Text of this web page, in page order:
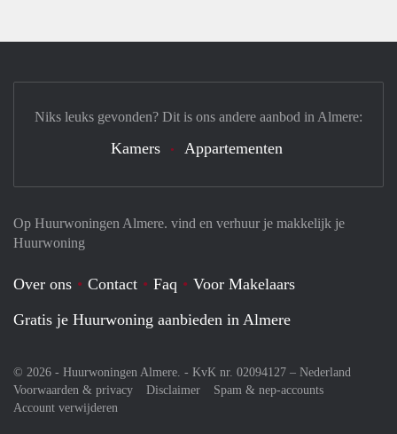
Op Huurwoningen Almere. vind en verhuur je makkelijk je
Huurwoning
Over ons Contact Faq
Voor Makelaars
Gratis je Huurwoning aanbieden in Almere
© 2026 - Huurwoningen Almere. - KvK nr. 02094127 – Nederland
Voorwaarden & privacy
Disclaimer
Spam & nep-accounts
Account verwijderen
Niks leuks gevonden? Dit is ons andere aanbod in Almere:
Kamers Appartementen